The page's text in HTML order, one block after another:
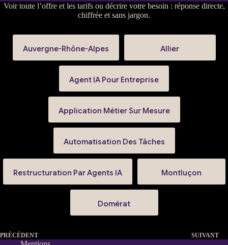
Voirtoute l’offre et les tarifsou décrire votre besoin : réponse directe,
chiffrée et sans jargon.
Auvergne-Rhône-Alpes Allier
Agent IA Pour Entreprise
Application Métier Sur Mesure
Automatisation Des Tâches
Restructuration Par Agents IA Montluçon
Domérat
PRÉCÉDENT SUIVANT